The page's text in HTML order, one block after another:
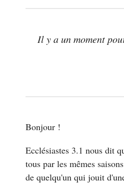
Il y a un moment
Bonjour !
Ecclésiastes 3.1 nous dit
tous par les mêmes
de quelqu'un qui jouit